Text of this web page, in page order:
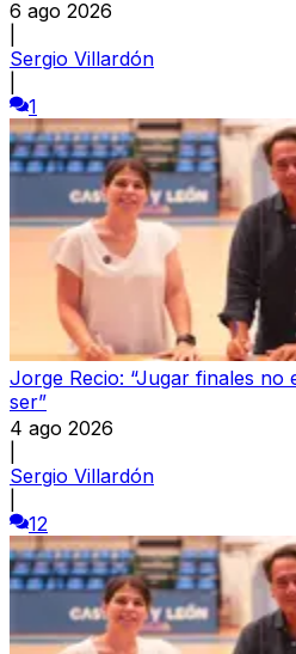
6 ago 2026
Sergio Villardón
1
Jorge Recio: “Jugar finales no
ser”
4 ago 2026
Sergio Villardón
12